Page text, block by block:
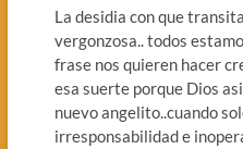
La desidia con que
vergonzosa.. todos
frase nos quieren hacer
esa suerte porque Dios
nuevo angelito..cuando
irresponsabilidad e